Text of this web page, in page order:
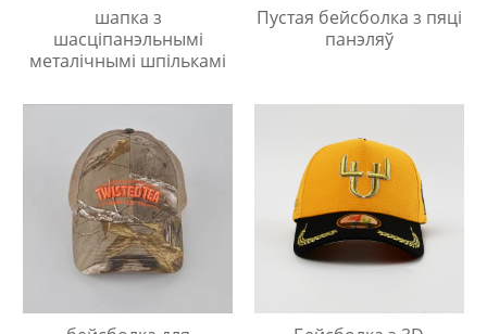
шапка з
шасціпанэльнымі
металічнымі шпількамі
Пустая бейсболка з пяці
панэляў